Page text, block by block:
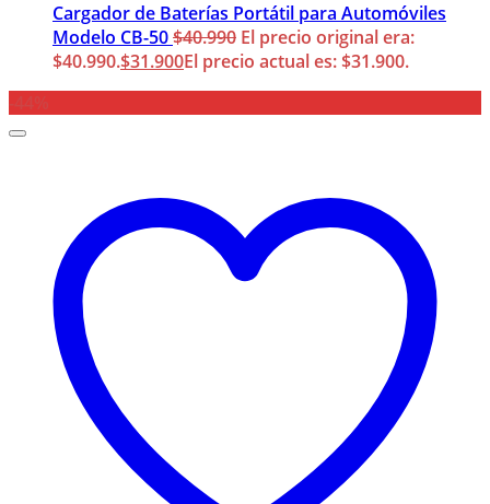
Cargador de Baterías Portátil para Automóviles
Modelo CB-50$40.990 El precio original era:
$40.990.$31.900El precio actual es: $31.900.